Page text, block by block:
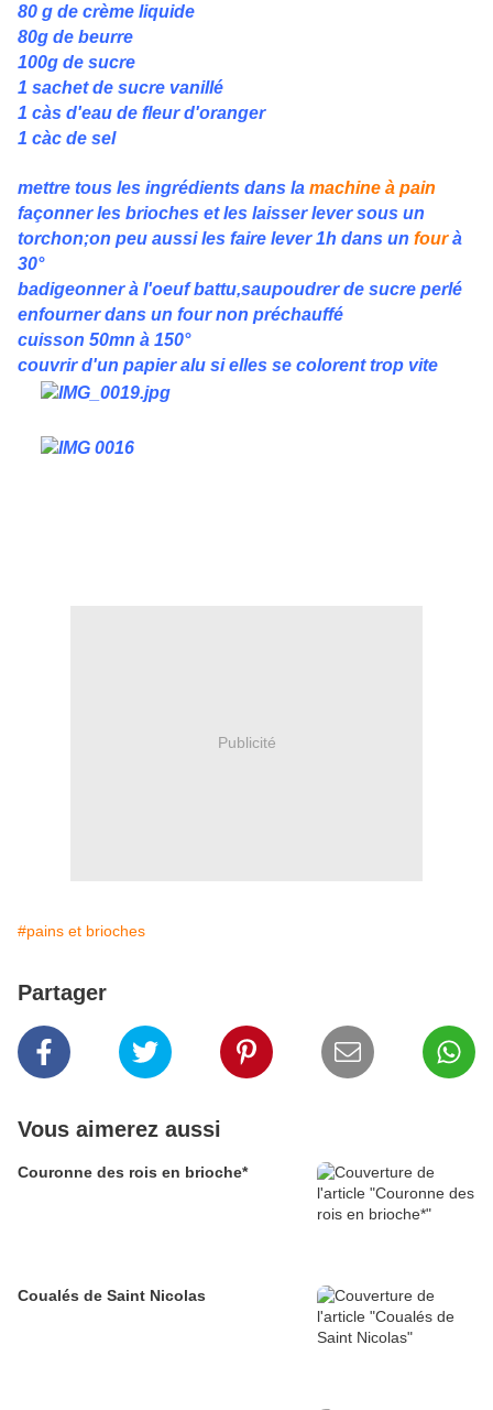
80 g de crème liquide
80g de beurre
100g de sucre
1 sachet de sucre vanillé
1 càs d'eau de fleur d'oranger
1 càc de sel
mettre tous les ingrédients dans la machine à pain
façonner les brioches et les laisser lever sous un
torchon;on peu aussi les faire lever 1h dans un fourà
30°
badigeonner à l'oeuf battu,saupoudrer de sucre perlé
enfourner dans un four non préchauffé
cuisson 50mn à 150°
couvrir d'un papier alu si elles se colorent trop vite
Publicité
#pains et brioches
Partager
Vous aimerez aussi
Couronne des rois en brioche*
Coualés de Saint Nicolas